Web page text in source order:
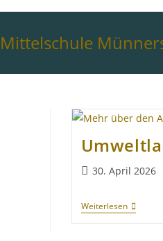
Mittelschule
30. April 2026
Weiterlesen